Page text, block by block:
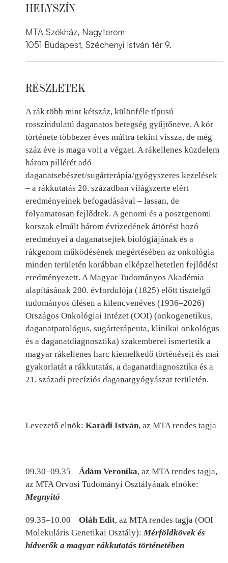
HELYSZÍN
MTA Székház, Nagyterem
1051 Budapest, Széchenyi István tér 9.
RÉSZLETEK
A rák több mint kétszáz, különféle típusú
rosszindulatú daganatos betegség gyűjtőneve. A kór
története többezer éves múltra tekint vissza, de még
száz éve is maga volt a végzet. A rákellenes küzdelem
három pillérét adó
daganatsebészet/sugárterápia/gyógyszeres kezelések
– a rákkutatás 20. században világszerte elért
eredményeinek befogadásával – lassan, de
folyamatosan fejlődtek. A genomi és a posztgenomi
korszak elmúlt három évtizedének áttörést hozó
eredményei a daganatsejtek biológiájának és a
rákgenom működésének megértésében az onkológia
minden területén korábban elképzelhetetlen fejlődést
eredményezett. A Magyar Tudományos Akadémia
alapításának 200. évfordulója (1825) előtt tisztelgő
tudományos ülésen a kilencvenéves (1936–2026)
Országos Onkológiai Intézet (OOI) (onkogenetikus,
daganatpatológus, sugárterápeuta, klinikai onkológus
és a daganatdiagnosztika) szakemberei ismertetik a
magyar rákellenes harc kiemelkedő történéseit és mai
gyakorlatát a rákkutatás, a daganatdiagnosztika és a
21. századi precíziós daganatgyógyászat területén.
Levezető elnök: Karádi István, az MTA rendes tagja
09.30–09.35 Ádám Veronika, az MTA rendes tagja,
az MTA Orvosi Tudományi Osztályának elnöke:
Megnyitó
09.35–10.00 Oláh Edit, az MTA rendes tagja (OOI
Molekuláris Genetikai Osztály): Mérföldkövek és
hídverők a magyar rákkutatás történetében